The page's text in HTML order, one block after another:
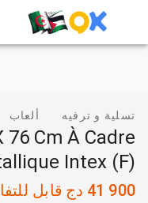
تسلية و ترفيه ألعاب
76 Cm À Cadre
Intex (F)
41 900 دج قابل